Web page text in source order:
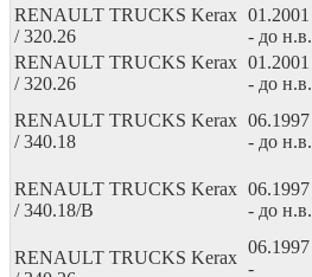
RENAULT TRUCKS Kerax
/ 320.26
01.2001
- до н.в.
RENAULT TRUCKS Kerax
/ 320.26
01.2001
- до н.в.
RENAULT TRUCKS Kerax
/ 340.18
06.1997
- до н.в.
RENAULT TRUCKS Kerax
/ 340.18/B
06.1997
- до н.в.
RENAULT TRUCKS Kerax
06.1997
-